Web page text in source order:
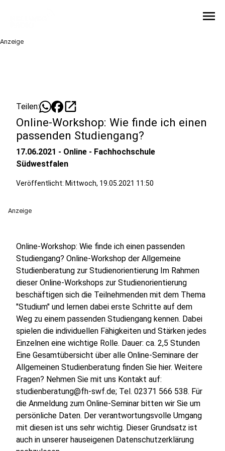
menu
Anzeige
Teilen: open_in_new
Online-Workshop: Wie finde ich einen
passenden Studiengang?
17.06.2021 - Online - Fachhochschule
Südwestfalen
Veröffentlicht: Mittwoch, 19.05.2021 11:50
Anzeige
Online-Workshop: Wie finde ich einen passenden
Studiengang? Online-Workshop der Allgemeine
Studienberatung zur Studienorientierung Im Rahmen
dieser Online-Workshops zur Studienorientierung
beschäftigen sich die Teilnehmenden mit dem Thema
"Studium" und lernen dabei erste Schritte auf dem
Weg zu einem passenden Studiengang kennen. Dabei
spielen die individuellen Fähigkeiten und Stärken jedes
Einzelnen eine wichtige Rolle. Dauer: ca. 2,5 Stunden
Eine Gesamtübersicht über alle Online-Seminare der
Allgemeinen Studienberatung finden Sie hier. Weitere
Fragen? Nehmen Sie mit uns Kontakt auf:
studienberatung@fh-swf.de; Tel. 02371 566 538. Für
die Anmeldung zum Online-Seminar bitten wir Sie um
persönliche Daten. Der verantwortungsvolle Umgang
mit diesen ist uns sehr wichtig. Dieser Grundsatz ist
auch in unserer hauseigenen Datenschutzerklärung